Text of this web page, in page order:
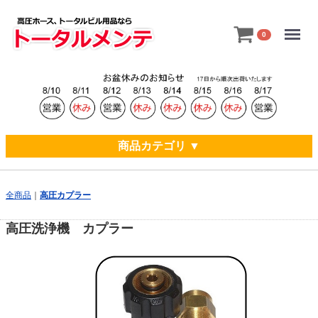
0
商品カテゴリ ▼
全商品 高圧カプラー
高圧洗浄機 カプラー